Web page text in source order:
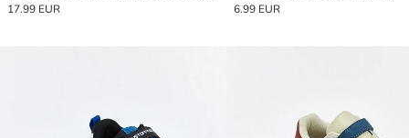
17.99 EUR
6.99 EUR